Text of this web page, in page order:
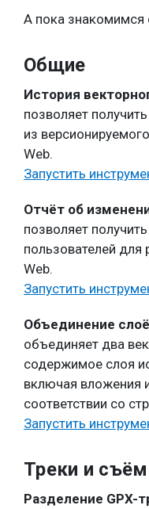
А пока знакомимся
Общие
История
позволяет
из
Web.
Запустить
Отчёт об
позволяет
пользователей для
Web.
Запустить
Объединение
объединяет два
содержимое слоя
включая вложения
соответствии со
Запустить
Треки и
Разделение GPX-